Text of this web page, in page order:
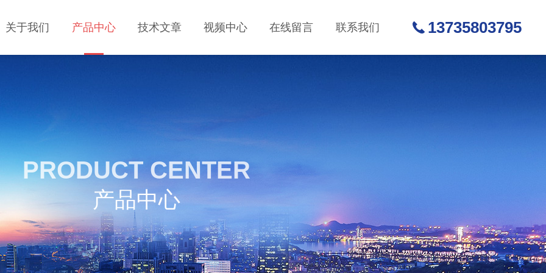
关于我们 产品中心 技术文章 视频中心 在线留言 联系我们 13735803795
PRODUCT CENTER
产品中心